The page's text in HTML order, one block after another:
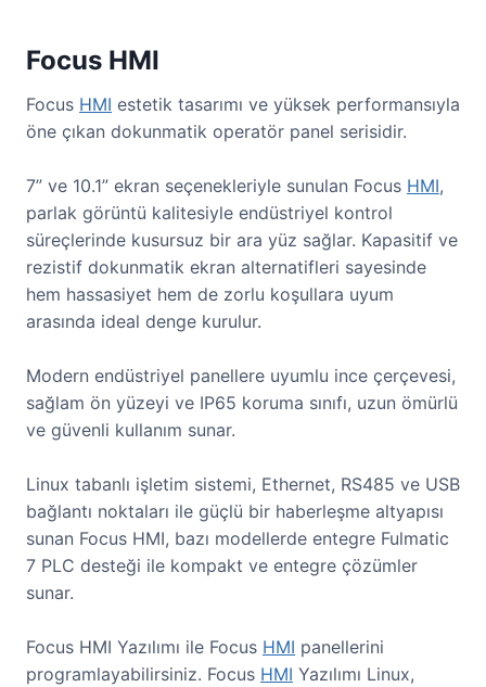
Focus HMI
Focus HMI estetik tasarımı ve yüksek performansıyla
öne çıkan dokunmatik operatör panel serisidir.
7” ve 10.1” ekran seçenekleriyle sunulan Focus HMI,
parlak görüntü kalitesiyle endüstriyel kontrol
süreçlerinde kusursuz bir ara yüz sağlar. Kapasitif ve
rezistif dokunmatik ekran alternatifleri sayesinde
hem hassasiyet hem de zorlu koşullara uyum
arasında ideal denge kurulur.
Modern endüstriyel panellere uyumlu ince çerçevesi,
sağlam ön yüzeyi ve IP65 koruma sınıfı, uzun ömürlü
ve güvenli kullanım sunar.
Linux tabanlı işletim sistemi, Ethernet, RS485 ve USB
bağlantı noktaları ile güçlü bir haberleşme altyapısı
sunan Focus HMI, bazı modellerde entegre Fulmatic
7 PLC desteği ile kompakt ve entegre çözümler
sunar.
Focus HMI Yazılımı ile Focus HMI panellerini
programlayabilirsiniz. Focus HMI Yazılımı Linux,